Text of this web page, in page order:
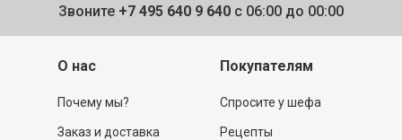
Звоните +7 495 640 9 640 с 06:00 до 00:00
О нас
Почему мы?
Заказ и доставка
Покупателям
Спросите у шефа
Рецепты